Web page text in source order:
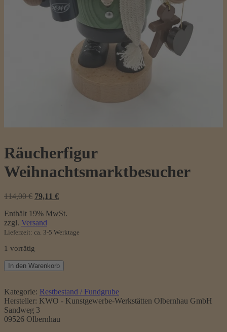
Räucherfigur
Weihnachtsmarktbesucher
114,00€ Ursprünglicher
war:
114,00 €
79,11 €Aktueller
ist:
Enthält 19% MwSt.
zzgl. Versand
Lieferzeit: ca. 3-5 Werktage
1 vorrätig
Räucherfigur
Weihnachtsmarktbesucher
In den Warenkorb
Kategorie: Restbestand / Fundgrube
Hersteller: KWO - Kunstgewerbe-Werkstätten Olbernhau GmbH
Sandweg 3
09526 Olbernhau